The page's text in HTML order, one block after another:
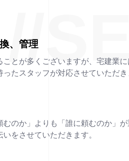
//
、管理
とが多くございますが、宅建業
たスタッフが対応させていただき
のか」よりも「誰に頼むのか」
をさせていただきます。